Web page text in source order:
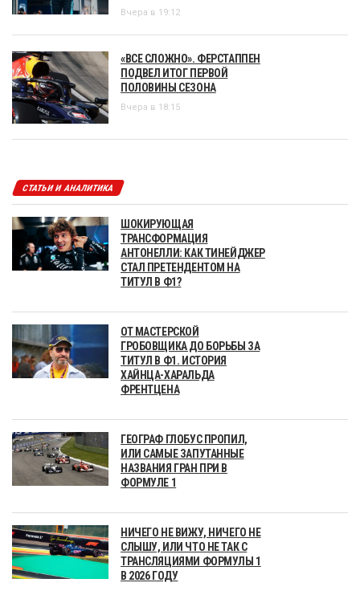
Вчера в 19:12
«ВСЕ СЛОЖНО». ФЕРСТАППЕН
ПОДВЕЛ ИТОГ ПЕРВОЙ
ПОЛОВИНЫ СЕЗОНА
Вчера в 18:15
СТАТЬИ И АНАЛИТИКА
ШОКИРУЮЩАЯ
ТРАНСФОРМАЦИЯ
АНТОНЕЛЛИ: КАК ТИНЕЙДЖЕР
СТАЛ ПРЕТЕНДЕНТОМ НА
ТИТУЛ В Ф1?
ОТ МАСТЕРСКОЙ
ГРОБОВЩИКА ДО БОРЬБЫ ЗА
ТИТУЛ В Ф1. ИСТОРИЯ
ХАЙНЦА-ХАРАЛЬДА
ФРЕНТЦЕНА
ГЕОГРАФ ГЛОБУС ПРОПИЛ,
ИЛИ САМЫЕ ЗАПУТАННЫЕ
НАЗВАНИЯ ГРАН ПРИ В
ФОРМУЛЕ 1
НИЧЕГО НЕ ВИЖУ, НИЧЕГО НЕ
СЛЫШУ, ИЛИ ЧТО НЕ ТАК С
ТРАНСЛЯЦИЯМИ ФОРМУЛЫ 1
В 2026 ГОДУ